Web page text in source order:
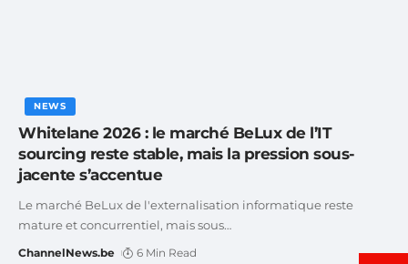
NEWS
Whitelane 2026 : le marché BeLux de l’IT
sourcing reste stable, mais la pression sous-
jacente s’accentue
Le marché BeLux de l'externalisation informatique reste
mature et concurrentiel, mais sous…
ChannelNews.be 6 Min Read